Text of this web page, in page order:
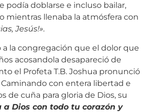
podía doblarse e incluso bailar,
mientras llenaba la atmósfera con
Jesús!».
a la congregación que el dolor que
acosandola desapareció de
el Profeta T.B. Joshua pronunció
Caminando con entera libertad e
de cuña para gloria de Dios, su
a Dios con todo tu corazón y